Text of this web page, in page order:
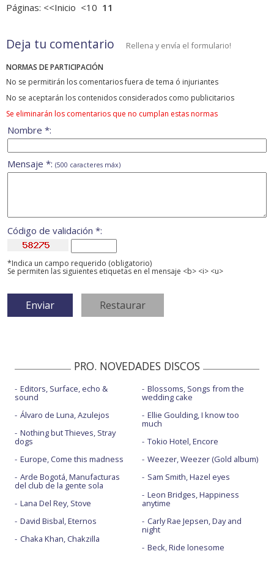
Páginas: <<Inicio <10 11
Deja tu comentario Rellena y envía el formulario!
NORMAS DE PARTICIPACIÓN
No se permitirán los comentarios fuera de tema ó injuriantes
No se aceptarán los contenidos considerados como publicitarios
Se eliminarán los comentarios que no cumplan estas normas
Nombre *:
Mensaje *: (500 caracteres máx)
Código de validación *:
*Indica un campo requerido (obligatorio)
Se permiten las siguientes etiquetas en el mensaje <b> <i> <u>
PRO. NOVEDADES DISCOS
Editors, Surface, echo &
sound
Álvaro de Luna, Azulejos
Nothing but Thieves, Stray
dogs
Europe, Come this madness
Arde Bogotá, Manufacturas
del club de la gente sola
Lana Del Rey, Stove
David Bisbal, Eternos
Chaka Khan, Chakzilla
Blossoms, Songs from the
wedding cake
Ellie Goulding, I know too
much
Tokio Hotel, Encore
Weezer, Weezer (Gold album)
Sam Smith, Hazel eyes
Leon Bridges, Happiness
anytime
Carly Rae Jepsen, Day and
night
Beck, Ride lonesome